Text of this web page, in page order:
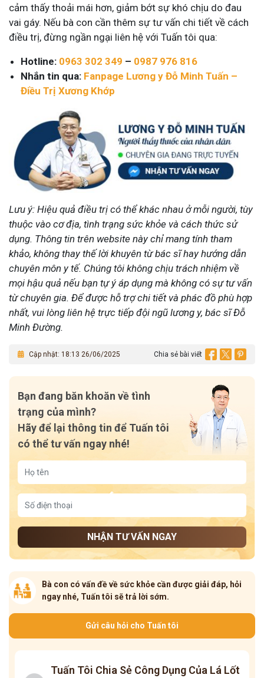
cảm thấy thoải mái hơn, giảm bớt sự khó chịu do đau
vai gáy. Nếu bà con cần thêm sự tư vấn chi tiết về cách
điều trị, đừng ngần ngại liên hệ với Tuấn tôi qua:
Hotline: 0963 302 349 – 0987 976 816
Nhắn tin qua: Fanpage Lương y Đỗ Minh Tuấn –
Điều Trị Xương Khớp
Lưu ý: Hiệu quả điều trị có thể khác nhau ở mỗi người, tùy
thuộc vào cơ địa, tình trạng sức khỏe và cách thức sử
dụng. Thông tin trên website này chỉ mang tính tham
khảo, không thay thế lời khuyên từ bác sĩ hay hướng dẫn
chuyên môn y tế. Chúng tôi không chịu trách nhiệm về
mọi hậu quả nếu bạn tự ý áp dụng mà không có sự tư vấn
từ chuyên gia. Để được hỗ trợ chi tiết và phác đồ phù hợp
nhất, vui lòng liên hệ trực tiếp đội ngũ lương y, bác sĩ Đỗ
Minh Đường.
Cập nhật: 18:13 26/06/2025 Chia sẻ bài viết
Bạn đang băn khoăn về tình
trạng của mình?
Hãy để lại thông tin để Tuấn tôi
có thể tư vấn ngay nhé!
NHẬN TƯ VẤN NGAY
Bà con có vấn đề về sức khỏe cần được giải đáp, hỏi
ngay nhé, Tuấn tôi sẽ trả lời sớm.
Gửi câu hỏi cho Tuấn tôi
Tuấn Tôi Chia Sẻ Công Dụng Của Lá Lốt